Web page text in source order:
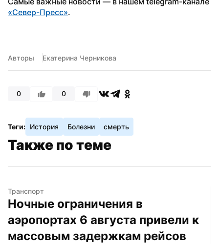
«Север-Пресс».
Авторы Екатерина Черникова
0 0
Теги: История Болезни смерть
Также по теме
Транспорт
Ночные ограничения в
аэропортах 6 августа привели к
массовым задержкам рейсов